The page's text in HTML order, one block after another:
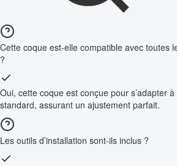
Cette coque est-elle compatible avec toutes
?
Oui, cette coque est conçue pour s’adapter
standard, assurant un ajustement parfait.
Les outils d’installation sont-ils inclus ?